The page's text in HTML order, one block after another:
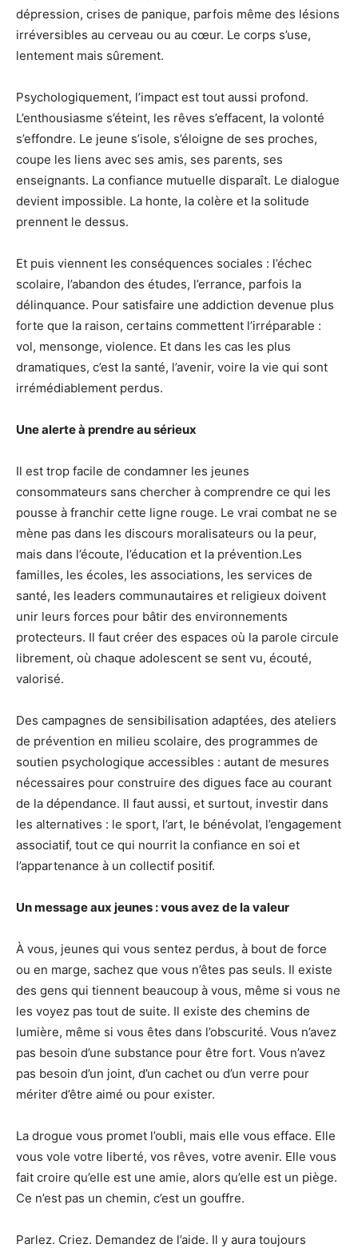
dépression, crises de panique, parfois même des lésions
irréversibles au cerveau ou au cœur. Le corps s’use,
lentement mais sûrement.
Psychologiquement, l’impact est tout aussi profond.
L’enthousiasme s’éteint, les rêves s’effacent, la volonté
s’effondre. Le jeune s’isole, s’éloigne de ses proches,
coupe les liens avec ses amis, ses parents, ses
enseignants. La confiance mutuelle disparaît. Le dialogue
devient impossible. La honte, la colère et la solitude
prennent le dessus.
Et puis viennent les conséquences sociales : l’échec
scolaire, l’abandon des études, l’errance, parfois la
délinquance. Pour satisfaire une addiction devenue plus
forte que la raison, certains commettent l’irréparable :
vol, mensonge, violence. Et dans les cas les plus
dramatiques, c’est la santé, l’avenir, voire la vie qui sont
irrémédiablement perdus.
Une alerte à prendre au sérieux
Il est trop facile de condamner les jeunes
consommateurs sans chercher à comprendre ce qui les
pousse à franchir cette ligne rouge. Le vrai combat ne se
mène pas dans les discours moralisateurs ou la peur,
mais dans l’écoute, l’éducation et la prévention.Les
familles, les écoles, les associations, les services de
santé, les leaders communautaires et religieux doivent
unir leurs forces pour bâtir des environnements
protecteurs. Il faut créer des espaces où la parole circule
librement, où chaque adolescent se sent vu, écouté,
valorisé.
Des campagnes de sensibilisation adaptées, des ateliers
de prévention en milieu scolaire, des programmes de
soutien psychologique accessibles : autant de mesures
nécessaires pour construire des digues face au courant
de la dépendance. Il faut aussi, et surtout, investir dans
les alternatives : le sport, l’art, le bénévolat, l’engagement
associatif, tout ce qui nourrit la confiance en soi et
l’appartenance à un collectif positif.
Un message aux jeunes : vous avez de la valeur
À vous, jeunes qui vous sentez perdus, à bout de force
ou en marge, sachez que vous n’êtes pas seuls. Il existe
des gens qui tiennent beaucoup à vous, même si vous ne
les voyez pas tout de suite. Il existe des chemins de
lumière, même si vous êtes dans l’obscurité. Vous n’avez
pas besoin d’une substance pour être fort. Vous n’avez
pas besoin d’un joint, d’un cachet ou d’un verre pour
mériter d’être aimé ou pour exister.
La drogue vous promet l’oubli, mais elle vous efface. Elle
vous vole votre liberté, vos rêves, votre avenir. Elle vous
fait croire qu’elle est une amie, alors qu’elle est un piège.
Ce n’est pas un chemin, c’est un gouffre.
Parlez. Criez. Demandez de l’aide. Il y aura toujours